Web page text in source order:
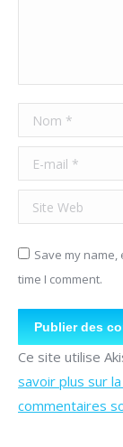
Nom *
E-mail *
Site Web
Save my
time I comment.
Publier des
Ce site utilise
savoir plus sur
commentaires